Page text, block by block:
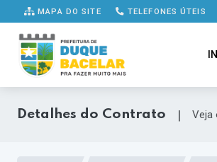
MAPA DO SITE TELEFONES ÚTEIS
Detalhes do Contrato | Veja